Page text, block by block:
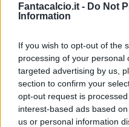
Fantacalcio.it - Do Not
Information
If you wish to opt-out of the
processing of your personal
targeted advertising by us,
section to confirm your
opt-out request is
interest-based ads based
us or personal information
Canada-Bosnia